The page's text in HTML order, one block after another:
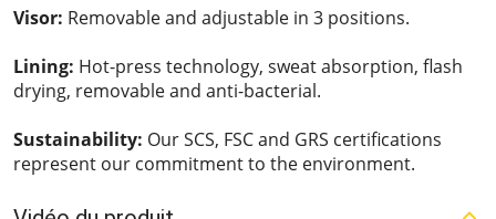
Visor: Removable and adjustable in 3 positions.
Lining: Hot-press technology, sweat absorption, flash
drying, removable and anti-bacterial.
Sustainability: Our SCS, FSC and GRS certifications
represent our commitment to the environment.